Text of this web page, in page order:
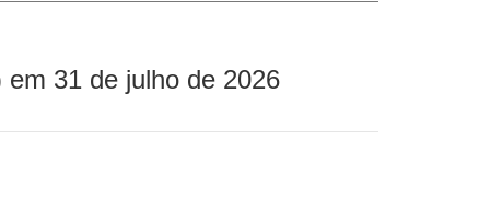
31 de julho de 2026